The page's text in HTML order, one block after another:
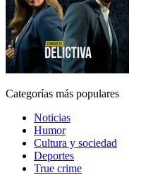
Categorías más populares
Noticias
Humor
Cultura y sociedad
Deportes
True crime